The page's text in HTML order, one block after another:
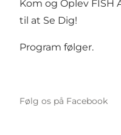
Kom og Oplev FISH
til at Se Dig!
Program følger.
Følg os på Facebook